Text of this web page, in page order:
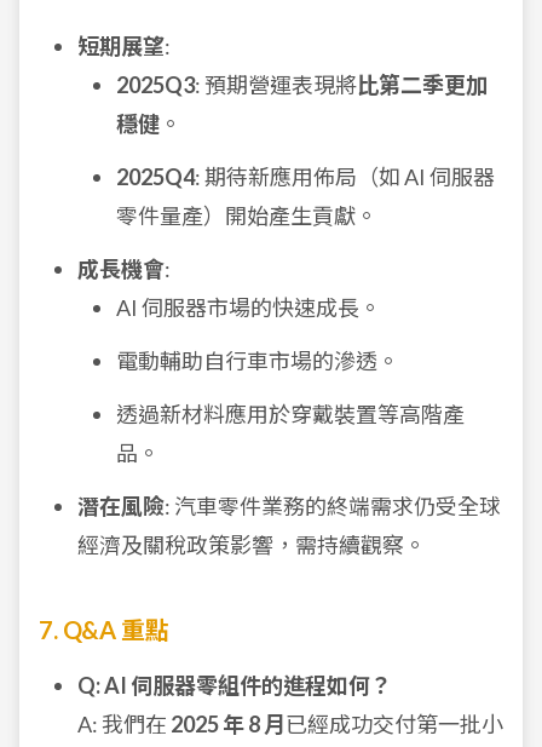
短期展望:
2025Q3: 預期營運表現將比第二季更加
穩健 。
2025Q4: 期待新應用佈局（如 AI 伺服器
零件量產）開始產生貢獻。
成長機會:
AI 伺服器市場的快速成長。
電動輔助自行車市場的滲透。
透過新材料應用於穿戴裝置等高階產
品。
潛在風險: 汽車零件業務的終端需求仍受全球
經濟及關稅政策影響，需持續觀察。
7. Q&A 重點
Q: AI 伺服器零組件的進程如何？
A: 我們在 2025 年 8 月 已經成功交付第一批小